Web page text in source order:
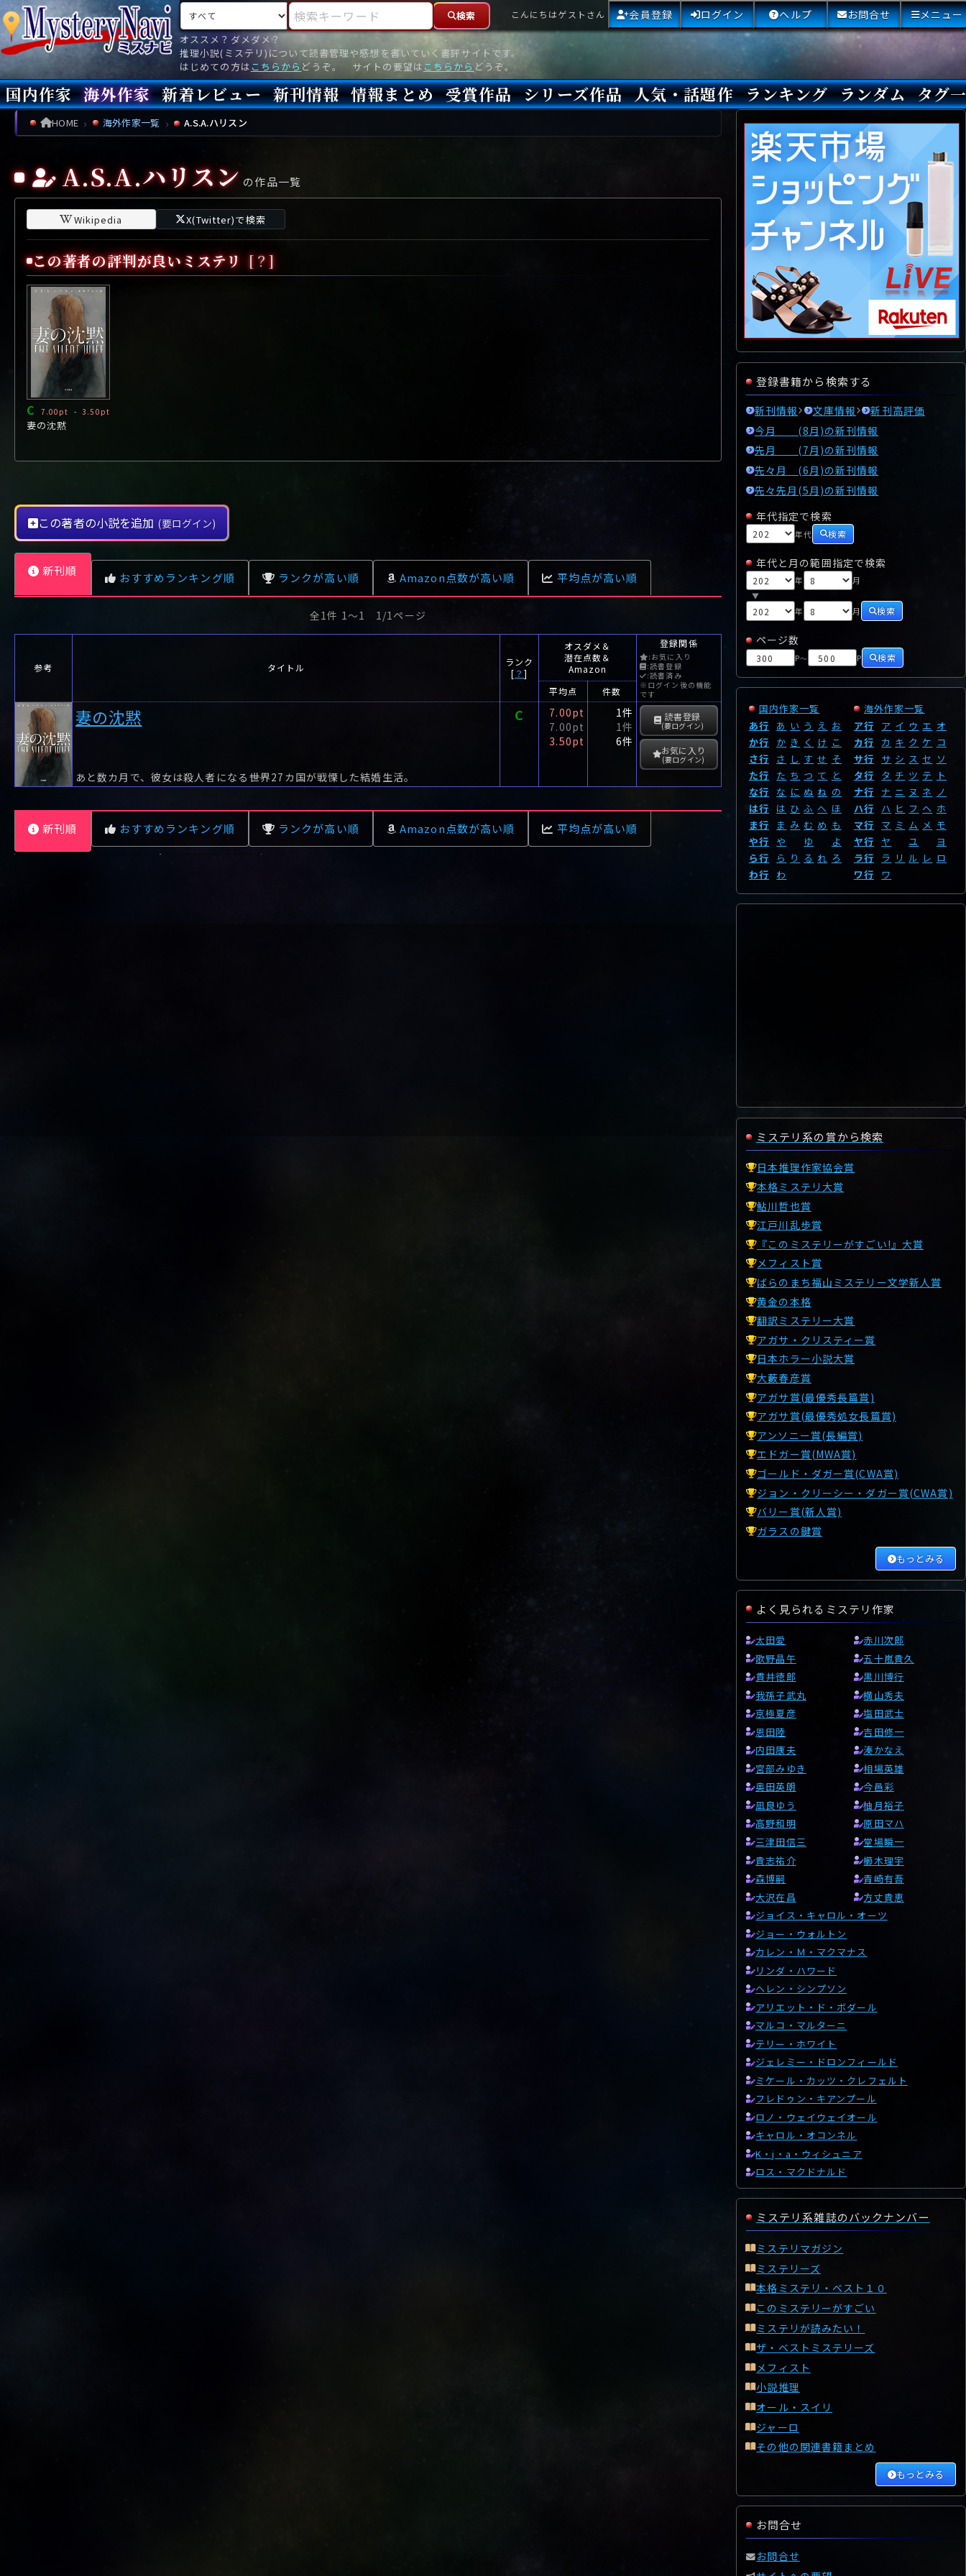
オススメ？ダメダメ？
推理小説(ミステリ)について読書管理や感想を書いていく書評サイトです。
はじめての方は こちらから どうぞ。 サイトの要望は こちらから どうぞ。
検索対象 検索キーワード
検索 こんにちはゲストさん 会員登録 ログイン ヘルプ お問合せ メニュー
国内作家
あ行 あ い う え
お
さ行
さ し す せ
そ
た行
た ち つ て
と
な行
な に ぬ ね
の
は行
は ひ ふ へ
ほ
ま行
ま み
や行
や
ら行
ら り
海外作家
ア行 ア イ ウ エ
サ行
サ シ ス セ
ソ
タ行
タ チ ツ テ
ト
ナ行
ナ ニ ヌ ネ
ノ
ハ行
ハ ヒ フ ヘ
ホ
マ行
ヤ行
ラ行
ワ行
新着レビュー 新刊情報 情報まとめ 受賞作品 シリーズ作品 人気・話題作
最近閲覧された小説
ランキング
国内総合ランキング
海外総合ランキング
Amazon国内作品高評価
Amazon海外作品高評価
国内作品高評価
海外作品高評価
閲覧回数
オススメ投票回数
読書した人が多い小説
サイトランク
ランダム タグ
初心者におすすめ
クローズド・サー
本格ミステリ
青春ミステリ
学園ミステリ
日常の謎
SFミステリ
倒叙ミステリ
警察小説
映画化
ドラマ化
その他をもっとみ
HOME 海外作家一覧 A.S.A.ハリスン
A.S.A.ハリスン の作品一覧
Wikipedia X(Twitter)で検索
この著者の評判が良いミステリ [？]
C 7.00pt - 3.50pt
妻の沈黙
この著者の小説を追加 (要ログイン)
新刊順 おすすめランキング順 ランクが高い順 Amazon点数が高い順 平均点が高い順
全1件 1〜1 1/1ページ
参考 タイトル
ランク
[ ？]
オスダメ＆
潜在点数＆
Amazon
登録関係
:お気に入り
:読書登録
:読書済み
※ログイン後の機能
です
平均点 件数
妻の沈黙
あと数カ月で、彼女は殺人者になる――世界27カ国が戦慄した結婚生活。
C
7.00pt
7.00pt
3.50pt
1件
1件
6件
読書登録
(要ログイン)
お気に入り
(要ログイン)
新刊順 おすすめランキング順 ランクが高い順 Amazon点数が高い順 平均点が高い順
登録書籍から検索する
新刊情報 文庫情報
新刊高評価
今月 (8月)の新刊情報
先月 (7月)の新刊情報
先々月 (6月)の新刊情報
先々先月(5月)の新刊情報
年代指定で検索
年代 検索
年代と月の範囲指定で検索
年 月
▼
年 月 検索
ページ数
P～ P 検索
国内作家一覧
あ行
あ い う え お
か行
か き く け こ
さ行
さ し す せ そ
た行
た ち つ て と
な行
な に ぬ ね の
は行
は ひ ふ へ ほ
ま行
ま み む め も
や行
や ゆ
よ
ら行
ら り る れ ろ
わ行 わ
海外作家一覧
ア行
ア イ ウ エ オ
カ行
カ キ ク ケ コ
サ行
サ シ ス セ ソ
タ行
タ チ ツ テ
ト
ナ行
ナ ニ ヌ ネ ノ
ハ行
ハ ヒ フ ヘ ホ
マ行
マ ミ ム メ モ
ヤ行
ヤ ユ
ヨ
ラ行
ラ リ ル レ ロ
ワ行
ワ
ミステリ系の賞から検索
日本推理作家協会賞
本格ミステリ大賞
鮎川哲也賞
江戸川乱歩賞
『このミステリーがすごい!』大賞
メフィスト賞
ばらのまち福山ミステリー文学新人賞
黄金の本格
翻訳ミステリー大賞
アガサ・クリスティー賞
日本ホラー小説大賞
大藪春彦賞
アガサ賞(最優秀長篇賞)
アガサ賞(最優秀処女長篇賞)
アンソニー賞(長編賞)
エドガー賞(MWA賞)
ゴールド・ダガー賞(CWA賞)
ジョン・クリーシー・ダガー賞(CWA賞)
バリー賞(新人賞)
ガラスの鍵賞
もっとみる
よく見られるミステリ作家
太田愛
赤川次郎
歌野晶午
五十嵐貴久
貫井徳郎
黒川博行
我孫子武丸
横山秀夫
京極夏彦
塩田武士
恩田陸
吉田修一
内田康夫
湊かなえ
宮部みゆき
相場英雄
奥田英朗
今邑彩
凪良ゆう
柚月裕子
高野和明
原田マハ
三津田信三
堂場瞬一
貴志祐介
櫛木理宇
森博嗣
青崎有吾
大沢在昌
方丈貴恵
ジョイス・キャロル・オーツ
ジョー・ウォルトン
カレン・Ｍ・マクマナス
リンダ・ハワード
ヘレン・シンプソン
アリエット・ド・ボダール
マルコ・マルターニ
テリー・ホワイト
ジェレミー・ドロンフィールド
ミケール・カッツ・クレフェルト
フレドゥン・キアンプール
ロノ・ウェイウェイオール
キャロル・オコンネル
K・j・a・ウィシュニア
ロス・マクドナルド
ミステリ系雑誌のバックナンバー
ミステリマガジン
ミステリーズ
本格ミステリ・ベスト１０
このミステリーがすごい
ミステリが読みたい！
ザ・ベストミステリーズ
メフィスト
小説推理
オール・スイリ
ジャーロ
その他の関連書籍まとめ
もっとみる
お問合せ
お問合せ